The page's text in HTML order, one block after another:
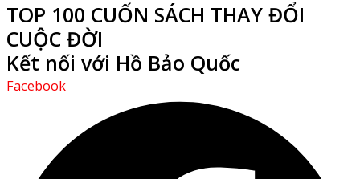
TOP 100 CUỐN SÁCH THAY ĐỔI
CUỘC ĐỜI
Kết nối với Hồ Bảo Quốc
Facebook